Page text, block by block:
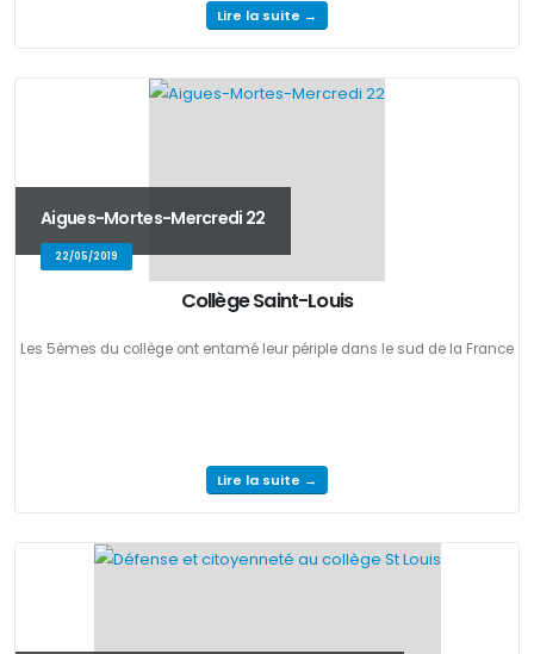
Lire la suite →
Aigues-Mortes-Mercredi 22
22/05/2019
Collège Saint-Louis
Les 5èmes du collège ont entamé leur périple dans le sud de la France
Lire la suite →